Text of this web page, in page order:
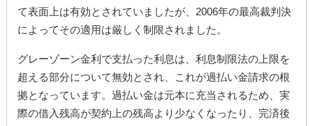
て表面上は有効とされていましたが、2006年の最高裁判決
によってその適用は厳しく制限されました。
グレーゾーン金利で支払った利息は、利息制限法の上限を
超える部分について無効とされ、これが過払い金請求の根
拠となっています。過払い金は元本に充当されるため、実
際の借入残高が契約上の残高より少なくなったり、完済後